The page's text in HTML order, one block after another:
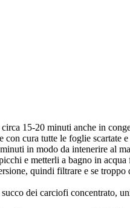
15-20 minuti anche in
cura tutte le foglie scartate
in modo da intenerire al
e metterli a bagno in
quindi filtrare e se
dei carciofi concentrato,